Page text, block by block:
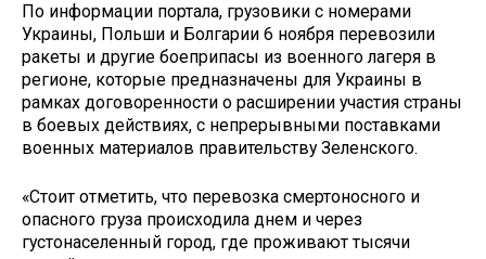
По информации портала, грузовики с номерами
Украины, Польши и Болгарии 6 ноября перевозили
ракеты и другие боеприпасы из военного лагеря в
регионе, которые предназначены для Украины в
рамках договоренности о расширении участия страны
в боевых действиях, с непрерывными поставками
военных материалов правительству Зеленского.
«Стоит отметить, что перевозка смертоносного и
опасного груза происходила днем ​​и через
густонаселенный город, где проживают тысячи